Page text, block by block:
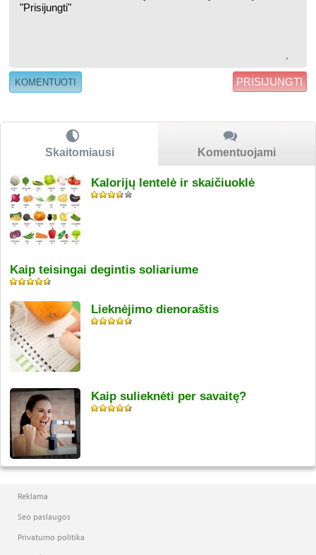
PRISIJUNGTI
Skaitomiausi Komentuojami
Kalorijų lentelė ir skaičiuoklė
Kaip teisingai degintis soliariume
Lieknėjimo dienoraštis
Kaip sulieknėti per savaitę?
Reklama
Seo paslaugos
Privatumo politika